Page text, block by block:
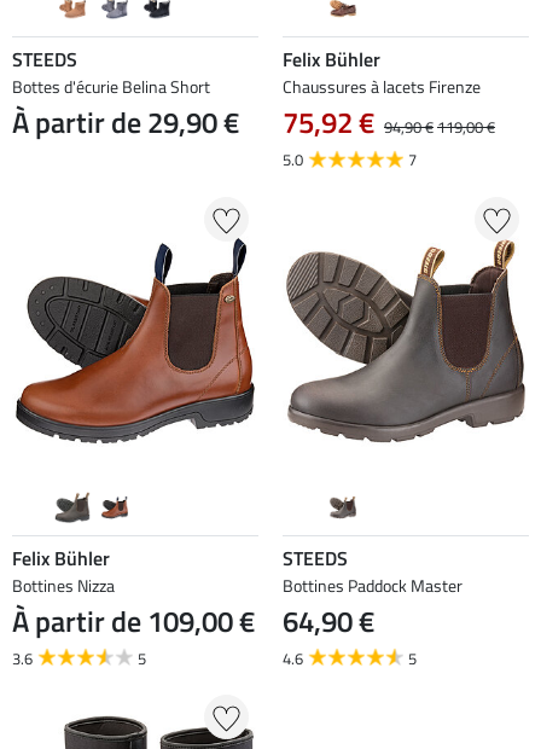
STEEDS
Bottes d'écurie Belina Short
À partir de 29,90 €
Felix Bühler
Chaussures à lacets Firenze
75,92 € 94,90 €119,00 €
5.0
7
Felix Bühler
Bottines Nizza
À partir de 109,00 €
3.6 5
STEEDS
Bottines Paddock Master
64,90 €
4.6 5